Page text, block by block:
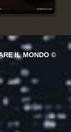
IL MONDO ©